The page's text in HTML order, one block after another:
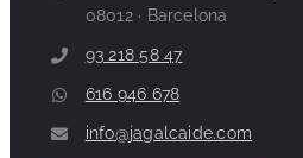
08012 · Barcelona
93 218 58 47
616 946 678
info@jagalcaide.com